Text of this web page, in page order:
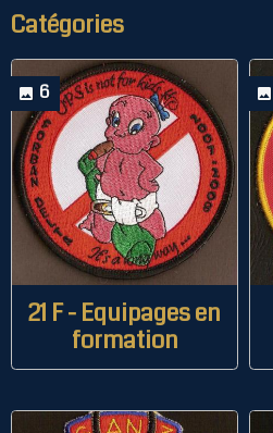
Catégories
6
21 F - Equipages en
formation